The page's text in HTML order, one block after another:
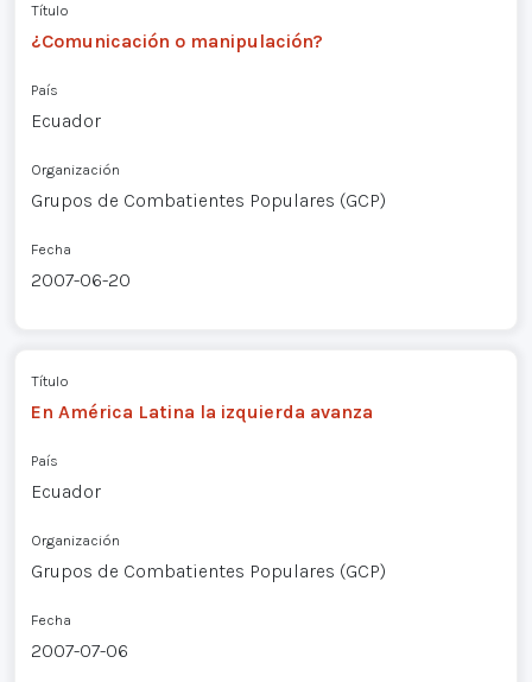
Título
¿Comunicación o manipulación?
País
Ecuador
Organización
Grupos de Combatientes Populares (GCP)
Fecha
2007-06-20
Título
En América Latina la izquierda avanza
País
Ecuador
Organización
Grupos de Combatientes Populares (GCP)
Fecha
2007-07-06